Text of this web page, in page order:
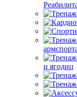
и ягодиц